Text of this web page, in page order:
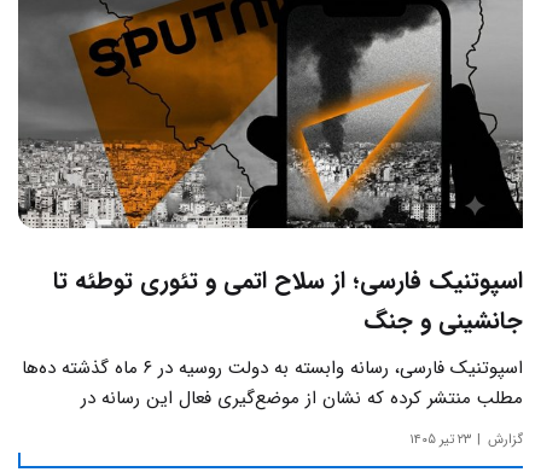
اسپوتنیک فارسی؛ از سلاح اتمی و تئوری توطئه تا
جانشینی و جنگ
اسپوتنیک فارسی، رسانه وابسته به دولت روسیه در ۶ ماه گذشته ده‌ها
مطلب منتشر کرده که نشان از موضع‌گیری فعال این رسانه‌ در
حساس‌ترین مسائل چالش‌های داخلی ایران دارد.
گزارش ۲۳ تیر ۱۴۰۵